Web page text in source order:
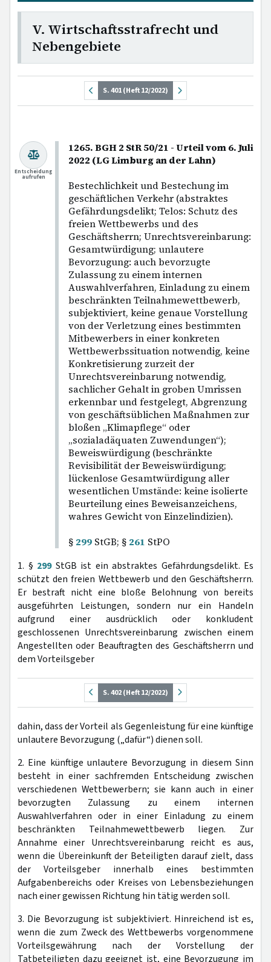
V. Wirtschaftsstrafrecht und
Nebengebiete
S. 401 (Heft 12/2022)
1265. BGH 2 StR 50/21 - Urteil vom 6. Juli
2022 (LG Limburg an der Lahn)
Bestechlichkeit und Bestechung im
geschäftlichen Verkehr (abstraktes
Gefährdungsdelikt; Telos: Schutz des
freien Wettbewerbs und des
Geschäftsherrn; Unrechtsvereinbarung:
Gesamtwürdigung; unlautere
Bevorzugung: auch bevorzugte
Zulassung zu einem internen
Auswahlverfahren, Einladung zu einem
beschränkten Teilnahmewettbewerb,
subjektiviert, keine genaue Vorstellung
von der Verletzung eines bestimmten
Mitbewerbers in einer konkreten
Wettbewerbssituation notwendig, keine
Konkretisierung zurzeit der
Unrechtsvereinbarung notwendig,
sachlicher Gehalt in groben Umrissen
erkennbar und festgelegt, Abgrenzung
von geschäftsüblichen Maßnahmen zur
bloßen „Klimapflege“ oder
„sozialadäquaten Zuwendungen“);
Beweiswürdigung (beschränkte
Revisibilität der Beweiswürdigung;
lückenlose Gesamtwürdigung aller
wesentlichen Umstände: keine isolierte
Beurteilung eines Beweisanzeichens,
wahres Gewicht von Einzelindizien).
§ 299 StGB; § 261 StPO
Entscheidung
aufrufen
1. § 299StGB ist ein abstraktes Gefährdungsdelikt. Es
schützt den freien Wettbewerb und den Geschäftsherrn.
Er bestraft nicht eine bloße Belohnung von bereits
ausgeführten Leistungen, sondern nur ein Handeln
aufgrund einer ausdrücklich oder konkludent
geschlossenen Unrechtsvereinbarung zwischen einem
Angestellten oder Beauftragten des Geschäftsherrn und
dem Vorteilsgeber
S. 402 (Heft 12/2022)
dahin, dass der Vorteil als Gegenleistung für eine künftige
unlautere Bevorzugung („dafür“) dienen soll.
2. Eine künftige unlautere Bevorzugung in diesem Sinn
besteht in einer sachfremden Entscheidung zwischen
verschiedenen Wettbewerbern; sie kann auch in einer
bevorzugten Zulassung zu einem internen
Auswahlverfahren oder in einer Einladung zu einem
beschränkten Teilnahmewettbewerb liegen. Zur
Annahme einer Unrechtsvereinbarung reicht es aus,
wenn die Übereinkunft der Beteiligten darauf zielt, dass
der Vorteilsgeber innerhalb eines bestimmten
Aufgabenbereichs oder Kreises von Lebensbeziehungen
nach einer gewissen Richtung hin tätig werden soll.
3. Die Bevorzugung ist subjektiviert. Hinreichend ist es,
wenn die zum Zweck des Wettbewerbs vorgenommene
Vorteilsgewährung nach der Vorstellung der
Tatbeteiligten dazu geeignet ist, eine Bevorzugung im